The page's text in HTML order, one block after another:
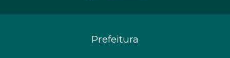
Prefeitura